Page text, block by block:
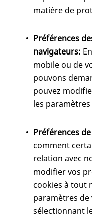
matière de
Préférences
navigateurs:
mobile ou de
pouvons
pouvez
les
Préférences
comment
relation avec
modifier vos
cookies à tout
paramètres
sélectionnant